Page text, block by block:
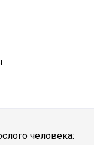
человека: